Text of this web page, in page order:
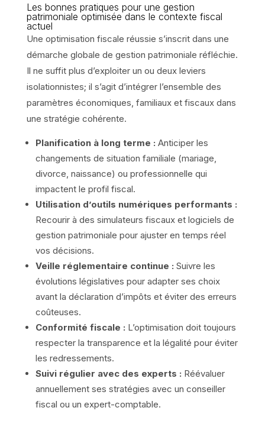
Les bonnes pratiques pour une gestion
patrimoniale optimisée dans le contexte fiscal
actuel
Une optimisation fiscale réussie s’inscrit dans une
démarche globale de gestion patrimoniale réfléchie.
Il ne suffit plus d’exploiter un ou deux leviers
isolationnistes; il s’agit d’intégrer l’ensemble des
paramètres économiques, familiaux et fiscaux dans
une stratégie cohérente.
Planification à long terme : Anticiper les
changements de situation familiale (mariage,
divorce, naissance) ou professionnelle qui
impactent le profil fiscal.
Utilisation d’outils numériques performants :
Recourir à des simulateurs fiscaux et logiciels de
gestion patrimoniale pour ajuster en temps réel
vos décisions.
Veille réglementaire continue : Suivre les
évolutions législatives pour adapter ses choix
avant la déclaration d’impôts et éviter des erreurs
coûteuses.
Conformité fiscale : L’optimisation doit toujours
respecter la transparence et la légalité pour éviter
les redressements.
Suivi régulier avec des experts : Réévaluer
annuellement ses stratégies avec un conseiller
fiscal ou un expert-comptable.